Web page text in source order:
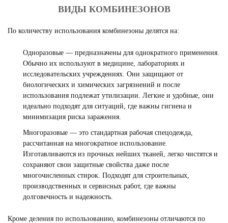
ВИДЫ КОМБИНЕЗОНОВ
По количеству использования комбинезоны делятся на:
Одноразовые — предназначены для однократного применения.
Обычно их используют в медицине, лабораториях и
исследовательских учреждениях. Они защищают от
биологических и химических загрязнений и после
использования подлежат утилизации. Легкие и удобные, они
идеально подходят для ситуаций, где важны гигиена и
минимизация риска заражения.
Многоразовые — это стандартная рабочая спецодежда,
рассчитанная на многократное использование.
Изготавливаются из прочных нейших тканей, легко чистятся и
сохраняют свои защитные свойства даже после
многочисленных стирок. Подходят для строительных,
производственных и сервисных работ, где важны
долговечность и надежность.
Кроме деления по использованию, комбинезоны отличаются по